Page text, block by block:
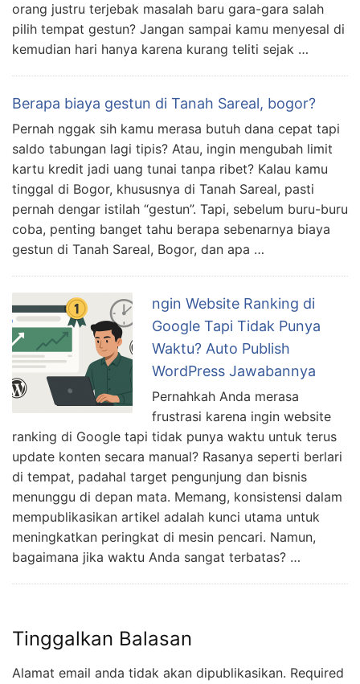
orang justru terjebak masalah baru gara-gara salah
pilih tempat gestun? Jangan sampai kamu menyesal di
kemudian hari hanya karena kurang teliti sejak …
Berapa biaya gestun di Tanah Sareal, bogor?
Pernah nggak sih kamu merasa butuh dana cepat tapi
saldo tabungan lagi tipis? Atau, ingin mengubah limit
kartu kredit jadi uang tunai tanpa ribet? Kalau kamu
tinggal di Bogor, khususnya di Tanah Sareal, pasti
pernah dengar istilah “gestun”. Tapi, sebelum buru-buru
coba, penting banget tahu berapa sebenarnya biaya
gestun di Tanah Sareal, Bogor, dan apa …
ngin Website Ranking di
Google Tapi Tidak Punya
Waktu? Auto Publish
WordPress Jawabannya
Pernahkah Anda merasa
frustrasi karena ingin website
ranking di Google tapi tidak punya waktu untuk terus
update konten secara manual? Rasanya seperti berlari
di tempat, padahal target pengunjung dan bisnis
menunggu di depan mata. Memang, konsistensi dalam
mempublikasikan artikel adalah kunci utama untuk
meningkatkan peringkat di mesin pencari. Namun,
bagaimana jika waktu Anda sangat terbatas? …
Tinggalkan Balasan
Alamat email anda tidak akan dipublikasikan. Required